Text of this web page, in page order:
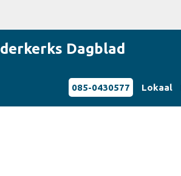
Dagblad
085-0430577 Lokaal